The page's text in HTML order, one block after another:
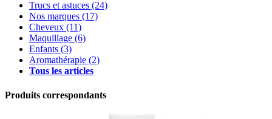
Trucs et astuces (24)
Nos marques (17)
Cheveux (11)
Maquillage (6)
Enfants (3)
Aromathérapie (2)
Tous les articles
Produits correspondants